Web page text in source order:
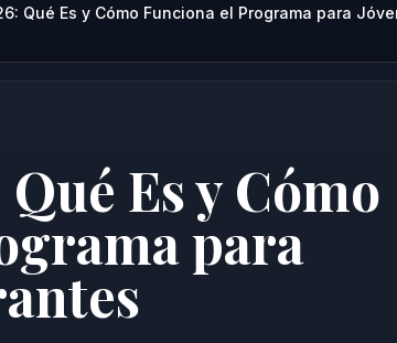
Qué Es y Cómo Funciona el Programa para
Es y Cómo
para